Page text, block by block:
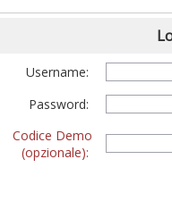
Username:
Password:
Codice Demo
(opzionale):